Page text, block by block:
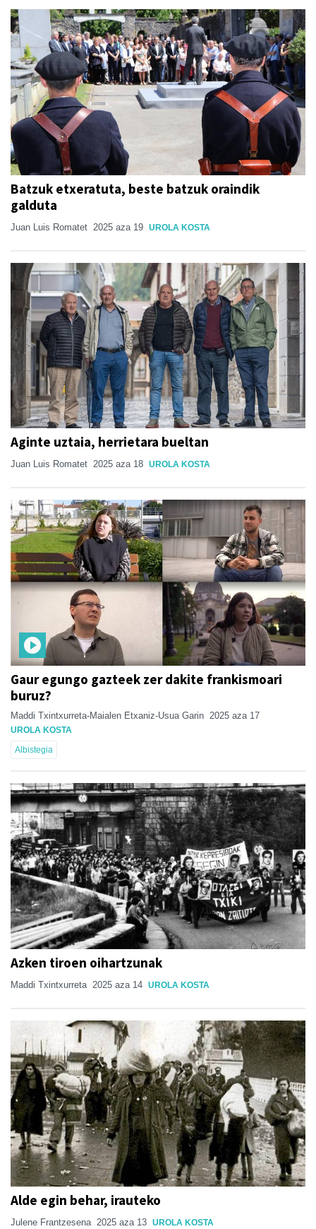
Batzuk etxeratuta, beste batzuk oraindik
galduta
Juan Luis Romatet 2025 aza 19 UROLA KOSTA
Aginte uztaia, herrietara bueltan
Juan Luis Romatet 2025 aza 18 UROLA KOSTA
Gaur egungo gazteek zer dakite frankismoari
buruz?
Maddi Txintxurreta-Maialen Etxaniz-Usua Garin 2025 aza 17
UROLA KOSTA
Albistegia
Azken tiroen oihartzunak
Maddi Txintxurreta 2025 aza 14 UROLA KOSTA
Alde egin behar, irauteko
Julene Frantzesena 2025 aza 13 UROLA KOSTA